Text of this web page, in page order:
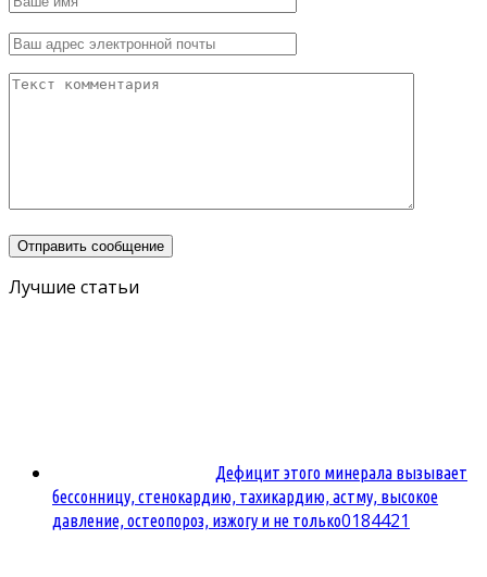
Лучшие статьи
Дефицит этого минерала вызывает
бессонницу, стенокардию, тахикардию, астму, высокое
давление, остеопороз, изжогу и не только0184421